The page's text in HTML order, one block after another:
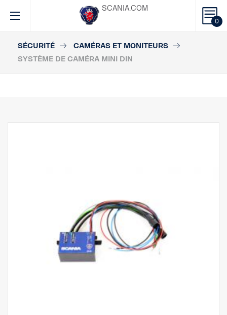
0
SCANIA.COM
SÉCURITÉ
CAMÉRAS ET MONITEURS
SYSTÈME DE CAMÉRA MINI DIN